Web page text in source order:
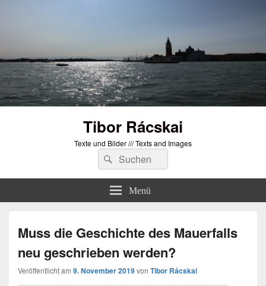
Tibor Rácskai
Texte und Bilder /// Texts and Images
Suchen
nach:
Suchen
Menü
Muss die Geschichte des Mauerfalls
neu geschrieben werden?
Veröffentlicht am 9. November 2019von Tibor Rácskai